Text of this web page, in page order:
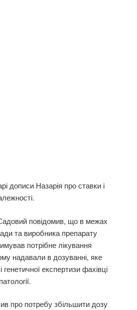
дописи Назарія про ставки і
повідомив, що в межах
та виробника препарату
потрібне лікування
надавали в дозуванні, яке
експертизи фахівці
про потребу збільшити дозу